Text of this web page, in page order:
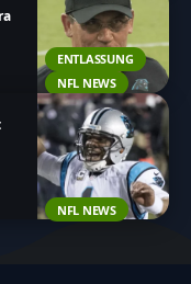
ENTLASSUNG
NFL NEWS
NFL NEWS